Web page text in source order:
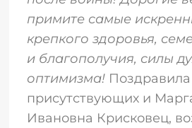
примите самые
крепкого здоровья,
и благополучия, силы
оптимизма!Поздравила
присутствующих и
Ивановна Крисковец,